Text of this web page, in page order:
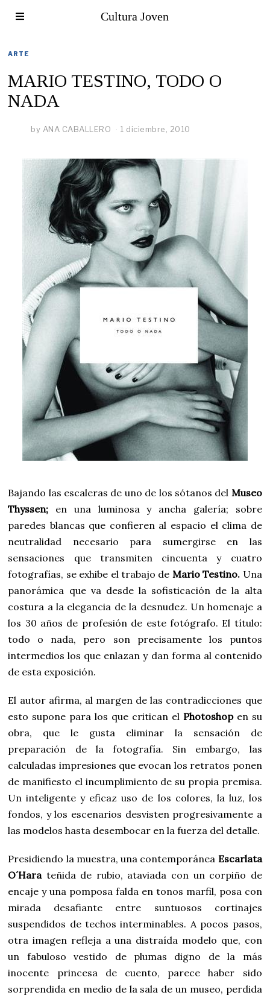
Cultura Joven
ARTE
MARIO TESTINO, TODO O
NADA
by ANA CABALLERO 1 diciembre, 2010
Bajando las escaleras de uno de los sótanos del Museo
Thyssen; en una luminosa y ancha galería; sobre
paredes blancas que confieren al espacio el clima de
neutralidad necesario para sumergirse en las
sensaciones que transmiten cincuenta y cuatro
fotografías, se exhibe el trabajo de Mario Testino. Una
panorámica que va desde la sofisticación de la alta
costura a la elegancia de la desnudez. Un homenaje a
los 30 años de profesión de este fotógrafo. El título:
todo o nada, pero son precisamente los puntos
intermedios los que enlazan y dan forma al contenido
de esta exposición.
El autor afirma, al margen de las contradicciones que
esto supone para los que critican el Photoshop en su
obra, que le gusta eliminar la sensación de
preparación de la fotografía. Sin embargo, las
calculadas impresiones que evocan los retratos ponen
de manifiesto el incumplimiento de su propia premisa.
Un inteligente y eficaz uso de los colores, la luz, los
fondos, y los escenarios desvisten progresivamente a
las modelos hasta desembocar en la fuerza del detalle.
Presidiendo la muestra, una contemporánea Escarlata
O´Hara teñida de rubio, ataviada con un corpiño de
encaje y una pomposa falda en tonos marfil, posa con
mirada desafiante entre suntuosos cortinajes
suspendidos de techos interminables. A pocos pasos,
otra imagen refleja a una distraída modelo que, con
un fabuloso vestido de plumas digno de la más
inocente princesa de cuento, parece haber sido
sorprendida en medio de la sala de un museo, perdida